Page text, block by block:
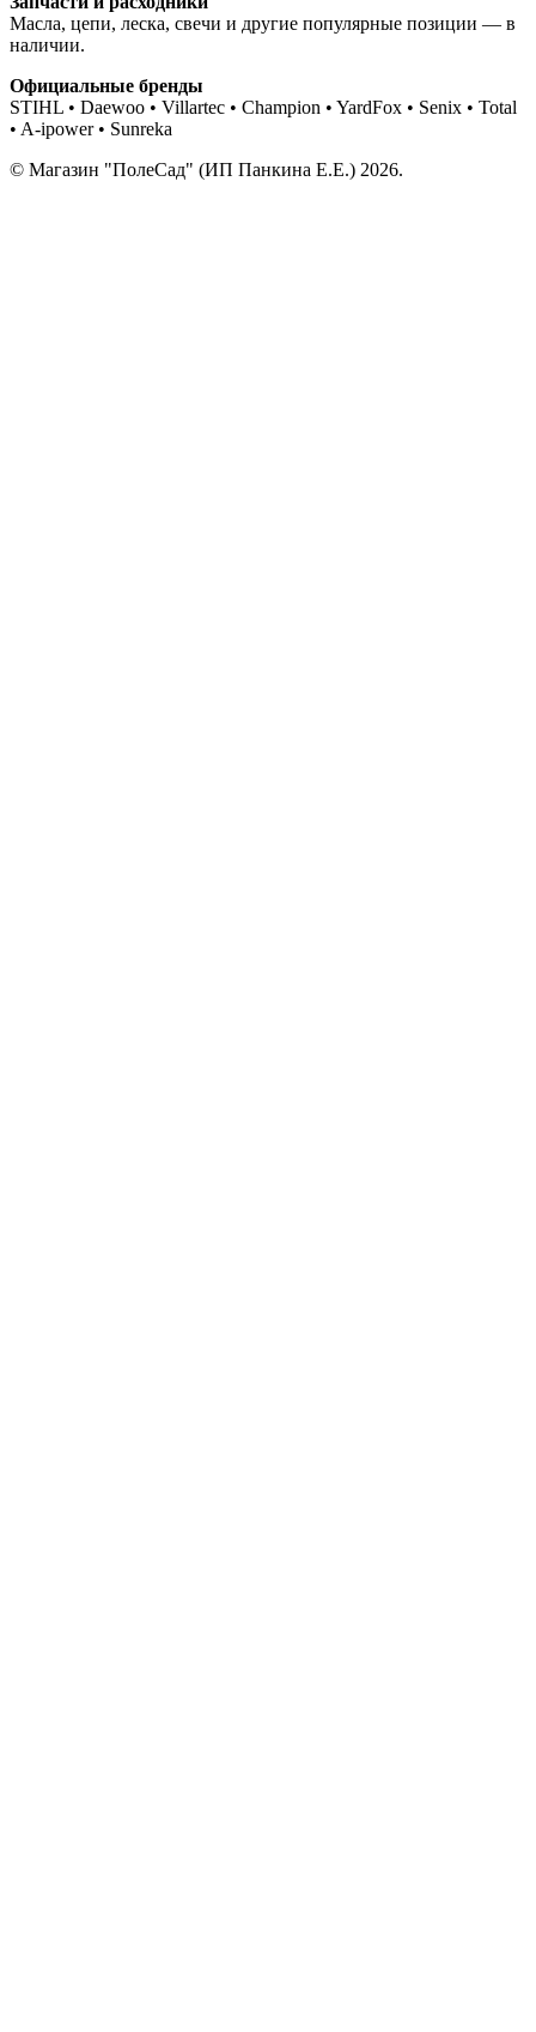
Масла, цепи, леска, свечи и другие популярные позиции — в
наличии.
Официальные бренды
STIHL • Daewoo • Villartec • Champion • YardFox • Senix • Total
• A-ipower • Sunreka
© Магазин "ПолеСад" (ИП Панкина Е.Е.) 2026.